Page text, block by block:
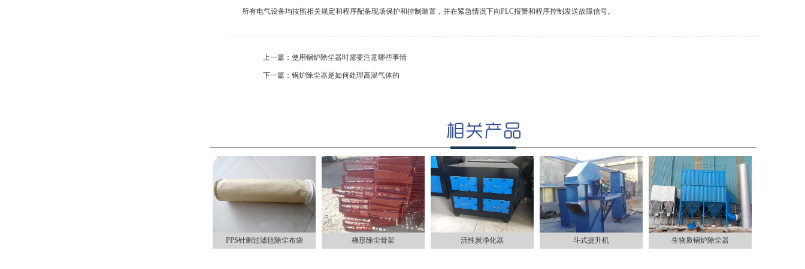
所有电气设备均按照相关规定和程序配备现场保护和控制装置，并在紧急情况下向PLC报警和程序控制发送故障信号。
上一篇： 使用锅炉除尘器时需要注意哪些事情
下一篇： 锅炉除尘器是如何处理高温气体的
PPS针刺过滤毡除尘布袋 梯形除尘骨架 活性炭净化器 斗式提升机 生物质锅炉除尘器